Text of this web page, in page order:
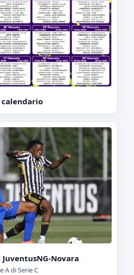
calendario
Novara
A di Serie C